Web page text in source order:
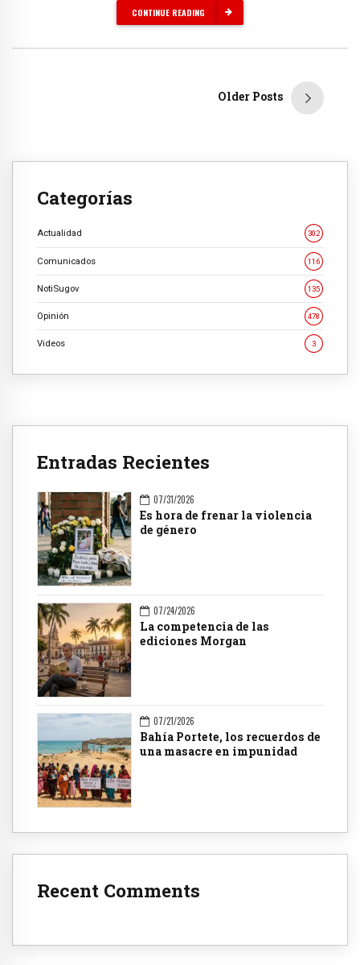
CONTINUE READING
Older Posts
Categorías
Actualidad 302
Comunicados 116
NotiSugov 135
Opinión 478
Videos 3
Entradas Recientes
07/31/2026
Es hora de frenar la violencia
de género
07/24/2026
La competencia de las
ediciones Morgan
07/21/2026
Bahía Portete, los recuerdos de
una masacre en impunidad
Recent Comments